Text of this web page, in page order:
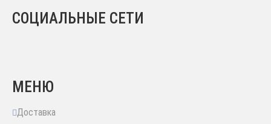
СОЦИАЛЬНЫЕ СЕТИ
МЕНЮ
Доставка